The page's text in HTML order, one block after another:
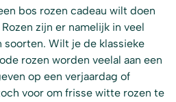
bos rozen cadeau wilt doen
zijn er namelijk in veel
Wilt je de klassieke
rozen worden veelal aan een
op een verjaardag of
voor om frisse witte rozen te